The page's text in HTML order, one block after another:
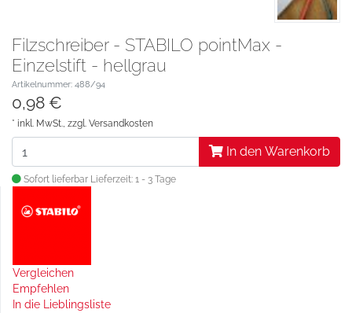
Filzschreiber - STABILO pointMax -
Einzelstift - hellgrau
Artikelnummer: 488/94
0,98 €
* inkl. MwSt., zzgl. Versandkosten
In den Warenkorb
Sofort lieferbar Lieferzeit: 1 - 3 Tage
Vergleichen
Empfehlen
In die Lieblingsliste